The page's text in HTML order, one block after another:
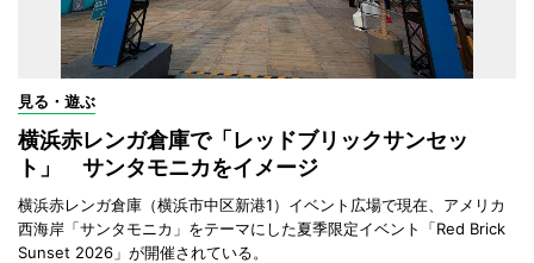
見る・遊ぶ
横浜赤レンガ倉庫で「レッドブリックサンセッ
ト」 サンタモニカをイメージ
横浜赤レンガ倉庫（横浜市中区新港1）イベント広場で現在、アメリカ
西海岸「サンタモニカ」をテーマにした夏季限定イベント「Red Brick
Sunset 2026」が開催されている。